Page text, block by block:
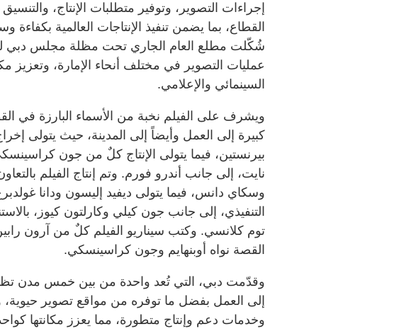
إجراءات التصوير، وتوفير متطلبات الإنتاج،
القطاع، بما يضمن تنفيذ الإنتاجات العالمية
شُكّلت مطلع العام الجاري تحت مظلة مجلس دبي
عمليات التصوير في مختلف أنحاء الإمارة، وتعزيز
السينمائي والإعلامي.
ويشرف على الفيلم نخبة من الأسماء البارزة في
كبيرة إلى العمل وأيضاً إلى المدينة، حيث يتولى
بيرنستين، فيما يتولى الإنتاج كلٌ من جون
نايت، إلى جانب أندرو فورم. وتم إنتاج الفيلم
وسكاي دانس، فيما يتولى ديفيد إليسون ودانا
التنفيذي، إلى جانب جون كيلي وكارلتون كيوز،
توم كلانسي. وكتب سيناريو الفيلم كلٌ من آرون
القصة نواه أوبنهايم وجون كراسينسكي.
وقدّمت دبي، التي تُعد واحدة من بين خمس مدن
إلى العمل بفضل ما توفره من مواقع تصوير حيوية،
وخدمات دعم وإنتاج متطورة، مما يعزز مكانتها